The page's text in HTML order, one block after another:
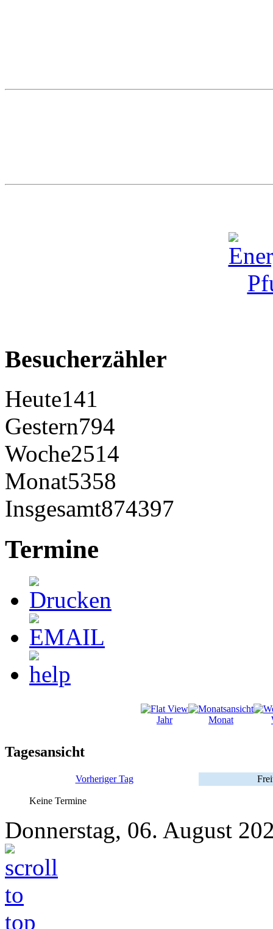
Besucherzähler
Heute141
Gestern794
Woche2514
Monat5358
Insgesamt874397
Termine
Jahr Monat
Tagesansicht
Vorheriger Tag
Keine Termine
Donnerstag, 06. August